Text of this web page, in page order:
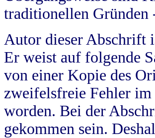
traditionellen
Autor dieser Abschrift
Er weist auf folgende
von einer Kopie des
zweifelsfreie Fehler
worden. Bei der
gekommen sein.